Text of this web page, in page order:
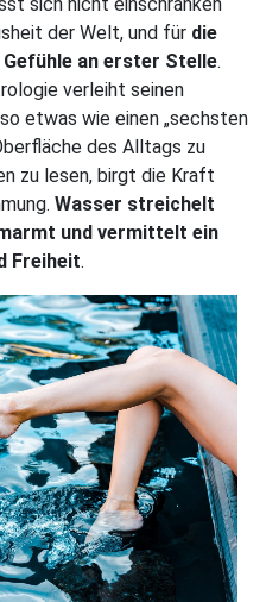
der Welt, und für die
an erster Stelle.
verleiht seinen
etwas wie einen „sechsten
des Alltags zu
zu lesen, birgt die Kraft
Wasser streichelt
und vermittelt ein
Freiheit.